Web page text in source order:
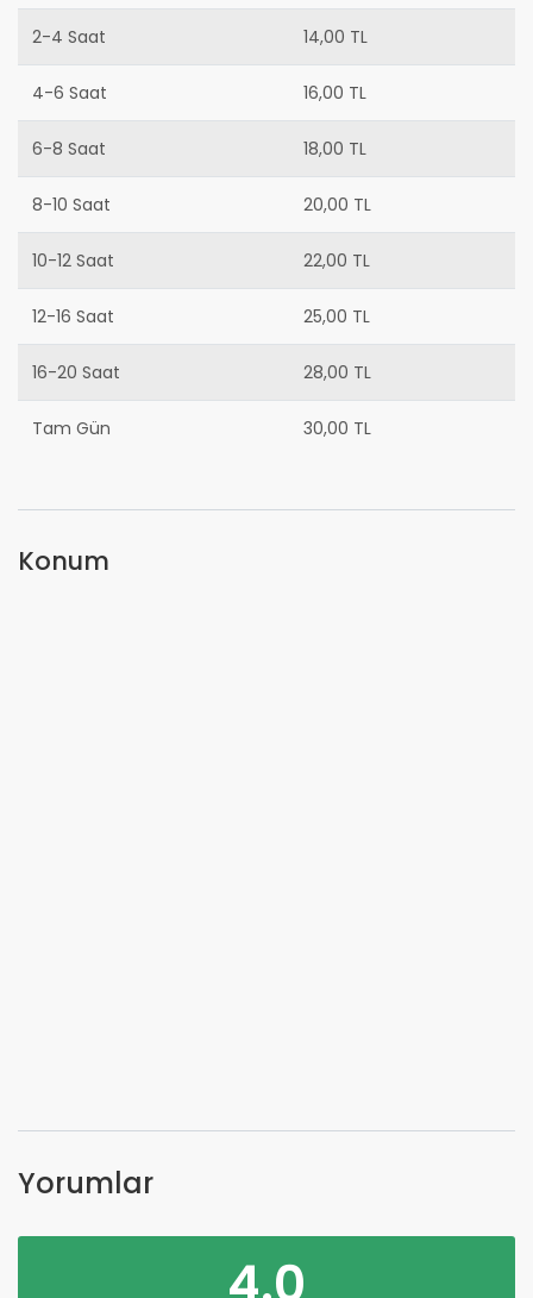
2-4 Saat 14,00 TL
4-6 Saat 16,00 TL
6-8 Saat 18,00 TL
8-10 Saat 20,00 TL
10-12 Saat 22,00 TL
12-16 Saat 25,00 TL
16-20 Saat 28,00 TL
Tam Gün 30,00 TL
Konum
Yorumlar